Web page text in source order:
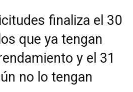
finaliza el 30
que ya tengan
y el 31
no lo tengan